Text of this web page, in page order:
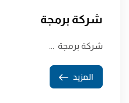
شركة برمجة
شركة برمجة ...
المزيد